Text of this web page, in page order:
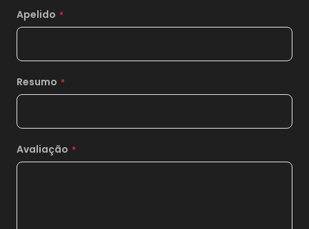
18xsem juros de 1.955,00
19xsem juros de 1.852,11
20xsem juros de
*
Apelido
Resumo
Avaliação